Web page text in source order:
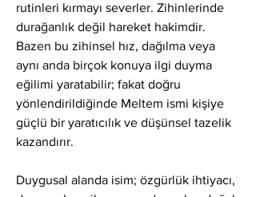
rutinleri kırmayı severler. Zihinlerinde
durağanlık değil hareket hakimdir.
Bazen bu zihinsel hız, dağılma veya
aynı anda birçok konuya ilgi duyma
eğilimi yaratabilir; fakat doğru
yönlendirildiğinde Meltem ismi kişiye
güçlü bir yaratıcılık ve düşünsel tazelik
kazandırır.
Duygusal alanda isim; özgürlük ihtiyacı,